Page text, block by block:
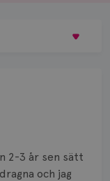
2-3 år sen sätt
och jag